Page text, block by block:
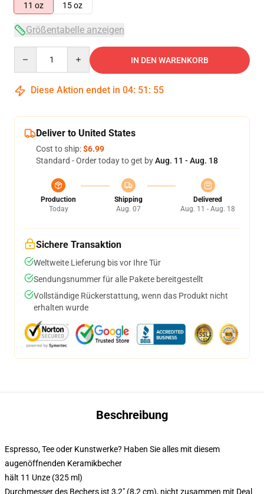
11 oz
15 oz
Größentabelle anzeigen
IN DEN WARENKORB
Diese Aktion endet in 04: 51 : 54
Deliver to United States
Cost to ship:$6.99
Standard - Order today to get byAug. 11 - Aug. 18
Production
Today
Shipping
Aug. 07
Delivered
Aug. 11 - Aug. 18
Sichere Transaktion
Weltweite Lieferung bis vor Ihre Tür
Sendungsnummer für alle Pakete bereitgestellt
Vollständige Rückerstattung, wenn das Produkt nicht
erhalten wurde
Beschreibung
Espresso, Tee oder Kunstwerke? Haben Sie alles mit diesem
augenöffnenden Keramikbecher
hält 11 Unze (325 ml)
Durchmesser des Bechers ist 3,2" (8,2 cm), nicht zusammen mit Deal